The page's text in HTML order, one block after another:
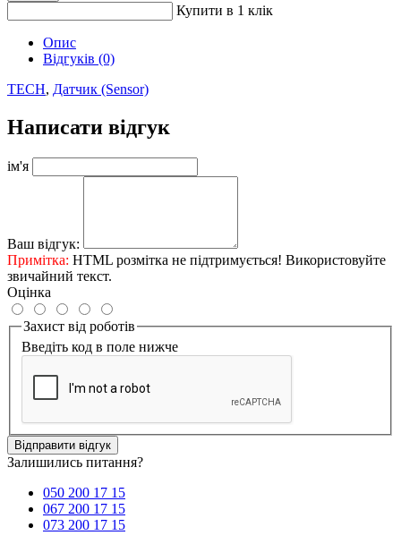
Купити в 1 клік
Опис
Відгуків (0)
TECH, Датчик (Sensor)
Написати відгук
ім'я
Ваш відгук:
Примітка: HTML розмітка не підтримується! Використовуйте
звичайний текст.
Оцінка
Захист від роботів
Введіть код в поле нижче
Відправити відгук
Залишились питання?
050 200 17 15
067 200 17 15
073 200 17 15